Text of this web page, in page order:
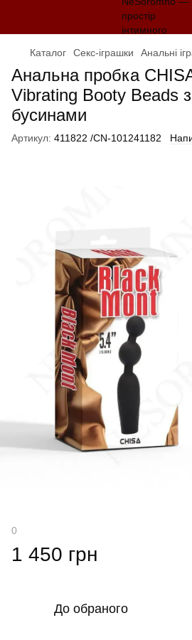
Каталог Секс-іграшки Анальні
Анальна пробка
Vibrating Booty Beads
бусинами
Артикул: 411822 /CN-101241182
0
1 450 грн
До обраного